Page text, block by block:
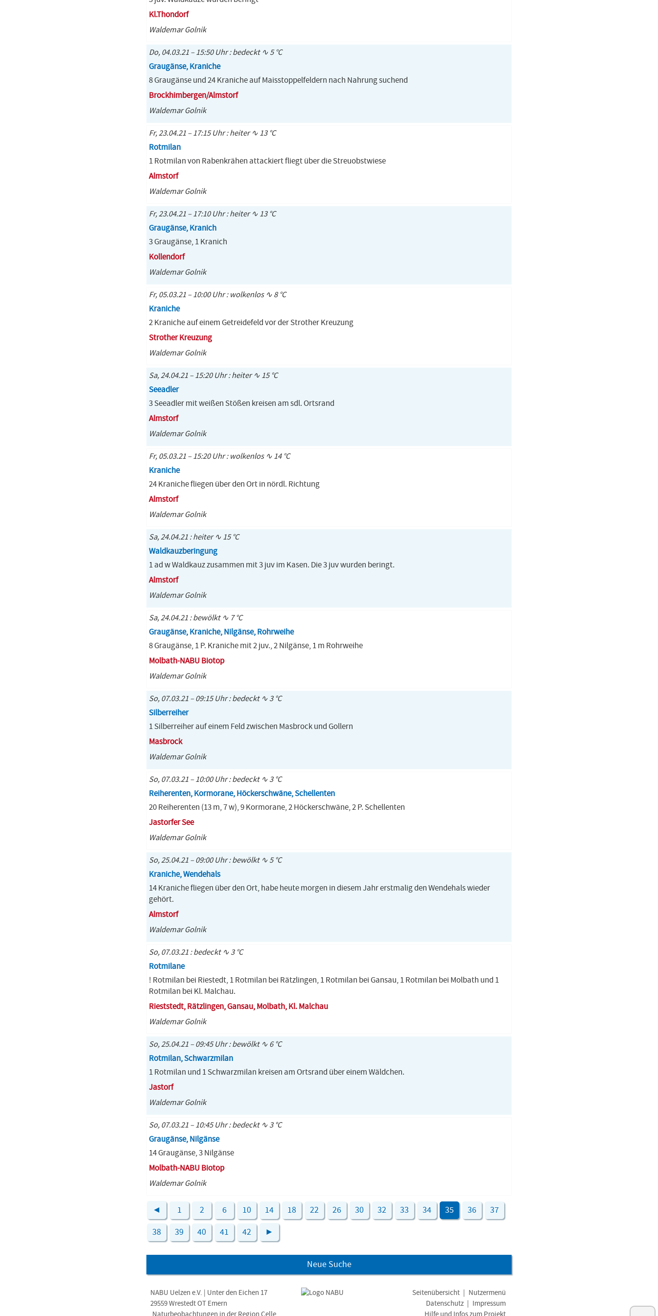
Kl.Thondorf
Waldemar Golnik
Do, 04.03.21 – 15:50 Uhr : bedeckt ∿ 5 °C
Graugänse, Kraniche
8 Graugänse und 24 Kraniche auf Maisstoppelfeldern nach Nahrung suchend
Brockhimbergen/Almstorf
Waldemar Golnik
Fr, 23.04.21 – 17:15 Uhr : heiter ∿ 13 °C
Rotmilan
1 Rotmilan von Rabenkrähen attackiert fliegt über die Streuobstwiese
Almstorf
Waldemar Golnik
Fr, 23.04.21 – 17:10 Uhr : heiter ∿ 13 °C
Graugänse, Kranich
3 Graugänse, 1 Kranich
Kollendorf
Waldemar Golnik
Fr, 05.03.21 – 10:00 Uhr : wolkenlos ∿ 8 °C
Kraniche
2 Kraniche auf einem Getreidefeld vor der Strother Kreuzung
Strother Kreuzung
Waldemar Golnik
Sa, 24.04.21 – 15:20 Uhr : heiter ∿ 15 °C
Seeadler
3 Seeadler mit weißen Stößen kreisen am sdl. Ortsrand
Almstorf
Waldemar Golnik
Fr, 05.03.21 – 15:20 Uhr : wolkenlos ∿ 14 °C
Kraniche
24 Kraniche fliegen über den Ort in nördl. Richtung
Almstorf
Waldemar Golnik
Sa, 24.04.21 : heiter ∿ 15 °C
Waldkauzberingung
1 ad w Waldkauz zusammen mit 3 juv im Kasen. Die 3 juv wurden beringt.
Almstorf
Waldemar Golnik
Sa, 24.04.21 : bewölkt ∿ 7 °C
Graugänse, Kraniche, Nilgänse, Rohrweihe
8 Graugänse, 1 P. Kraniche mit 2 juv., 2 Nilgänse, 1 m Rohrweihe
Molbath-NABU Biotop
Waldemar Golnik
So, 07.03.21 – 09:15 Uhr : bedeckt ∿ 3 °C
Silberreiher
1 Silberreiher auf einem Feld zwischen Masbrock und Gollern
Masbrock
Waldemar Golnik
So, 07.03.21 – 10:00 Uhr : bedeckt ∿ 3 °C
Reiherenten, Kormorane, Höckerschwäne, Schellenten
20 Reiherenten (13 m, 7 w), 9 Kormorane, 2 Höckerschwäne, 2 P. Schellenten
Jastorfer See
Waldemar Golnik
So, 25.04.21 – 09:00 Uhr : bewölkt ∿ 5 °C
Kraniche, Wendehals
14 Kraniche fliegen über den Ort, habe heute morgen in diesem Jahr erstmalig den Wendehals wieder
gehört.
Almstorf
Waldemar Golnik
So, 07.03.21 : bedeckt ∿ 3 °C
Rotmilane
! Rotmilan bei Riestedt, 1 Rotmilan bei Rätzlingen, 1 Rotmilan bei Gansau, 1 Rotmilan bei Molbath und 1
Rotmilan bei Kl. Malchau.
Rieststedt, Rätzlingen, Gansau, Molbath, Kl. Malchau
Waldemar Golnik
So, 25.04.21 – 09:45 Uhr : bewölkt ∿ 6 °C
Rotmilan, Schwarzmilan
1 Rotmilan und 1 Schwarzmilan kreisen am Ortsrand über einem Wäldchen.
Jastorf
Waldemar Golnik
So, 07.03.21 – 10:45 Uhr : bedeckt ∿ 3 °C
Graugänse, Nilgänse
14 Graugänse, 3 Nilgänse
Molbath-NABU Biotop
Waldemar Golnik
◄ 1 2 6 10 14 18 22 26 30 32 33 34 35 36 37
38 39 40 41 42 ►
Neue Suche
NABU Uelzen e.V. | Unter den Eichen 17
29559 Wrestedt OT Emern
Naturbeobachtungen in der Region Celle
Seitenübersicht
Nutzermenü
Datenschutz
Impressum
Hilfe und Infos zum Projekt